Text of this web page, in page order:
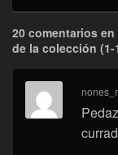
20 comentarios
de la colección (1-